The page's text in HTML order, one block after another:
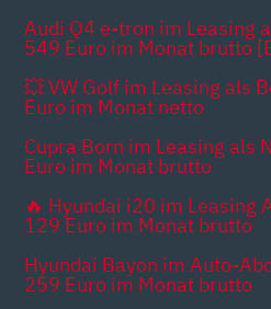
Audi Q4 e-tron im Leasing
549 Euro im Monat brutto
💥 VW Golf im Leasing als
Euro im Monat netto
Cupra Born im Leasing als
Euro im Monat brutto
🔥 Hyundai i20 im Leasing
129 Euro im Monat brutto
Hyundai Bayon im Auto-
259 Euro im Monat brutto